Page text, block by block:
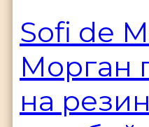
Sofi de
Морган
на